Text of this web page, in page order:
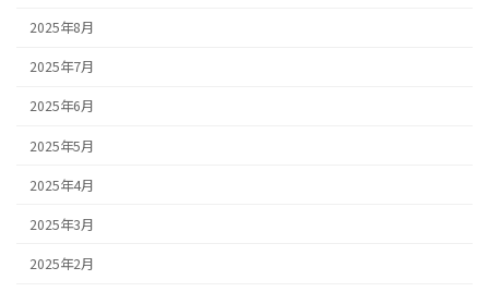
2025年8月
2025年7月
2025年6月
2025年5月
2025年4月
2025年3月
2025年2月